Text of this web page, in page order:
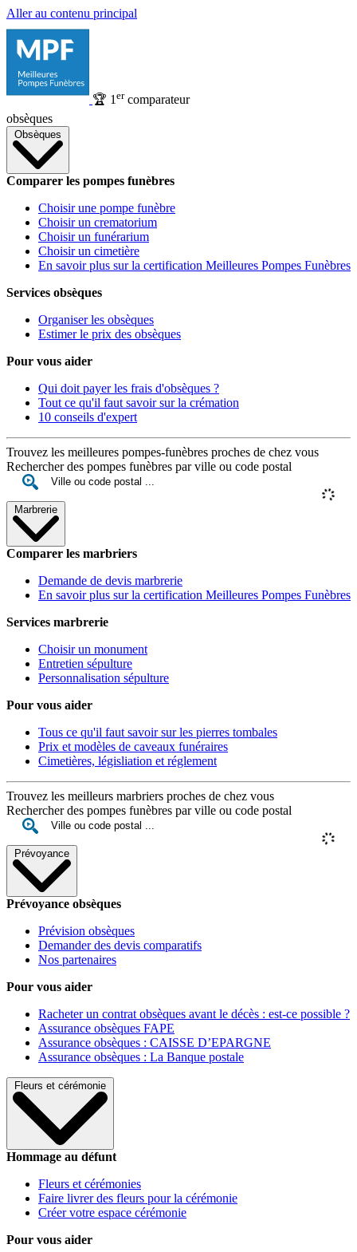
Aller au contenu principal
🏆 1 ercomparateur
obsèques
Obsèques
Comparer les pompes funèbres
Choisir une pompe funèbre
Choisir un crematorium
Choisir un funérarium
Choisir un cimetière
En savoir plus sur la certification Meilleures Pompes Funèbres
Services obsèques
Organiser les obsèques
Estimer le prix des obsèques
Pour vous aider
Qui doit payer les frais d'obsèques ?
Tout ce qu'il faut savoir sur la crémation
10 conseils d'expert
Trouvez les meilleures pompes-funèbres proches de chez vous
Rechercher des pompes funèbres par ville ou code postal
Marbrerie
Comparer les marbriers
Demande de devis marbrerie
En savoir plus sur la certification Meilleures Pompes Funèbres
Services marbrerie
Choisir un monument
Entretien sépulture
Personnalisation sépulture
Pour vous aider
Tous ce qu'il faut savoir sur les pierres tombales
Prix et modèles de caveaux funéraires
Cimetières, législiation et réglement
Trouvez les meilleurs marbriers proches de chez vous
Rechercher des pompes funèbres par ville ou code postal
Prévoyance
Prévoyance obsèques
Prévision obsèques
Demander des devis comparatifs
Nos partenaires
Pour vous aider
Racheter un contrat obsèques avant le décès : est-ce possible ?
Assurance obsèques FAPE
Assurance obsèques : CAISSE D’EPARGNE
Assurance obsèques : La Banque postale
Fleurs et cérémonie
Hommage au défunt
Fleurs et cérémonies
Faire livrer des fleurs pour la cérémonie
Créer votre espace cérémonie
Pour vous aider